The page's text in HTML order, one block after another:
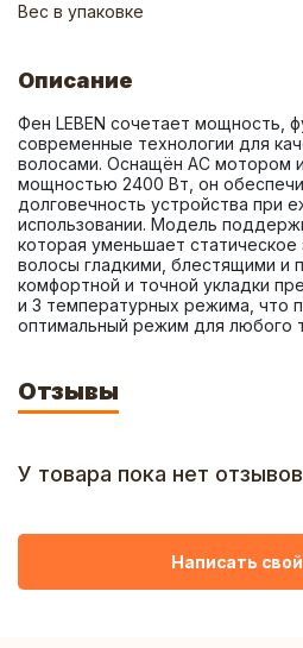
Вес в упаковке
Описание
Фен LEBEN сочетает мощность,
современные технологии для
волосами. Оснащён AC мотором
мощностью 2400 Вт, он
долговечность устройства при
использовании. Модель
которая уменьшает
волосы гладкими, блестящими и
комфортной и точной укладки
и 3 температурных режима, что
оптимальный режим для любого
Отзывы
У товара пока нет отзывов
Написать